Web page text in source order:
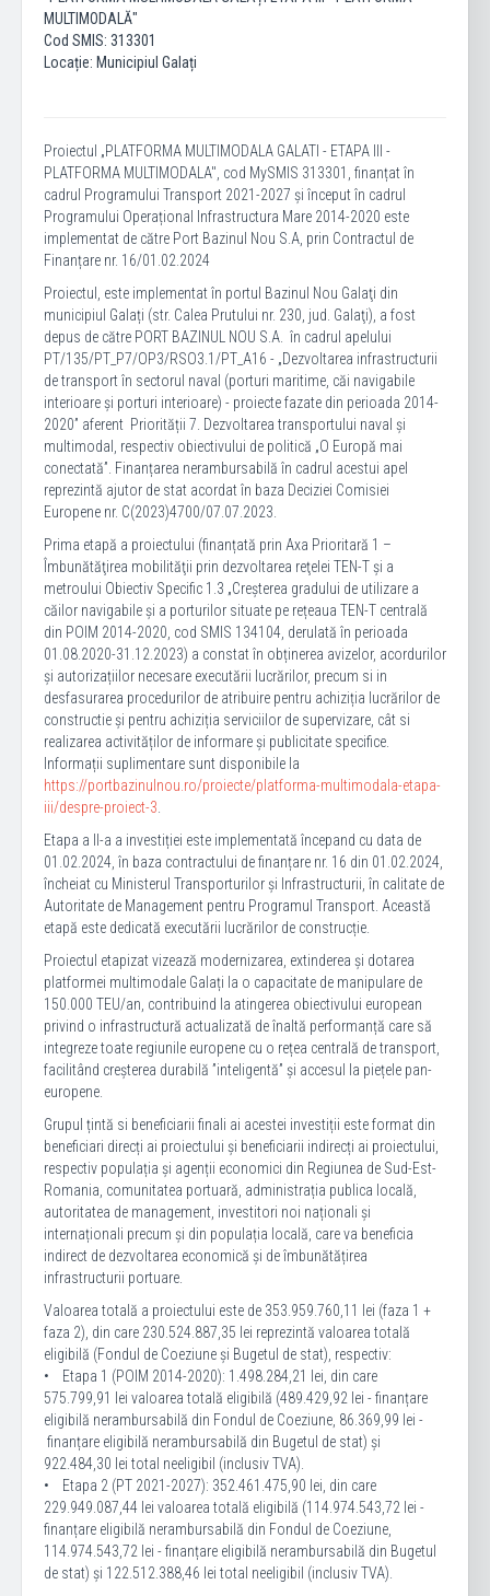
MULTIMODALĂ"
Cod SMIS: 313301
Locație: Municipiul Galați
Proiectul „PLATFORMA MULTIMODALA GALATI - ETAPA III -
PLATFORMA MULTIMODALA", cod MySMIS 313301, finanțat în
cadrul Programului Transport 2021-2027 și început în cadrul
Programului Operațional Infrastructura Mare 2014-2020 este
implementat de către Port Bazinul Nou S.A, prin Contractul de
Finanțare nr. 16/01.02.2024
Proiectul, este implementat în portul Bazinul Nou Galaţi din
municipiul Galați (str. Calea Prutului nr. 230, jud. Galaţi), a fost
depus de către PORT BAZINUL NOU S.A. în cadrul apelului
PT/135/PT_P7/OP3/RSO3.1/PT_A16 - „Dezvoltarea infrastructurii
de transport în sectorul naval (porturi maritime, căi navigabile
interioare și porturi interioare) - proiecte fazate din perioada 2014-
2020” aferent Priorității 7. Dezvoltarea transportului naval și
multimodal, respectiv obiectivului de politică „O Europă mai
conectată”. Finanțarea nerambursabilă în cadrul acestui apel
reprezintă ajutor de stat acordat în baza Deciziei Comisiei
Europene nr. C(2023)4700/07.07.2023.
Prima etapă a proiectului (finanțată prin Axa Prioritară 1 –
Îmbunătăţirea mobilităţii prin dezvoltarea reţelei TEN-T și a
metroului Obiectiv Specific 1.3 „Creșterea gradului de utilizare a
căilor navigabile și a porturilor situate pe rețeaua TEN-T centrală
din POIM 2014-2020, cod SMIS 134104, derulată în perioada
01.08.2020-31.12.2023) a constat în obținerea avizelor, acordurilor
și autorizațiilor necesare executării lucrărilor, precum si in
desfasurarea procedurilor de atribuire pentru achiziția lucrărilor de
constructie și pentru achiziția serviciilor de supervizare, cât si
realizarea activităților de informare și publicitate specifice.
Informații suplimentare sunt disponibile la
https://portbazinulnou.ro/proiecte/platforma-multimodala-etapa-
iii/despre-proiect-3
Etapa a II-a a investiției este implementată începand cu data de
01.02.2024, în baza contractului de finanțare nr. 16 din 01.02.2024,
încheiat cu Ministerul Transporturilor și Infrastructurii, în calitate de
Autoritate de Management pentru Programul Transport. Această
etapă este dedicată executării lucrărilor de construcție.
Proiectul etapizat vizează modernizarea, extinderea și dotarea
platformei multimodale Galați la o capacitate de manipulare de
150.000 TEU/an, contribuind la atingerea obiectivului european
privind o infrastructură actualizată de înaltă performanță care să
integreze toate regiunile europene cu o rețea centrală de transport,
facilitând creșterea durabilă ”inteligentă” și accesul la piețele pan-
europene.
Grupul țintă si beneficiarii finali ai acestei investiții este format din
beneficiari direcți ai proiectului și beneficiarii indirecți ai proiectului,
respectiv populația și agenții economici din Regiunea de Sud-Est-
Romania, comunitatea portuară, administrația publica locală,
autoritatea de management, investitori noi naționali și
internaționali precum și din populația locală, care va beneficia
indirect de dezvoltarea economică și de îmbunătățirea
infrastructurii portuare.
Valoarea totală a proiectului este de 353.959.760,11 lei (faza 1 +
faza 2), din care 230.524.887,35 lei reprezintă valoarea totală
eligibilă (Fondul de Coeziune și Bugetul de stat), respectiv:
• Etapa 1 (POIM 2014-2020): 1.498.284,21 lei, din care
575.799,91 lei valoarea totală eligibilă (489.429,92 lei - finanțare
eligibilă nerambursabilă din Fondul de Coeziune, 86.369,99 lei -
finanțare eligibilă nerambursabilă din Bugetul de stat) și
922.484,30 lei total neeligibil (inclusiv TVA).
• Etapa 2 (PT 2021-2027): 352.461.475,90 lei, din care
229.949.087,44 lei valoarea totală eligibilă (114.974.543,72 lei -
finanțare eligibilă nerambursabilă din Fondul de Coeziune,
114.974.543,72 lei - finanțare eligibilă nerambursabilă din Bugetul
de stat) și 122.512.388,46 lei total neeligibil (inclusiv TVA).